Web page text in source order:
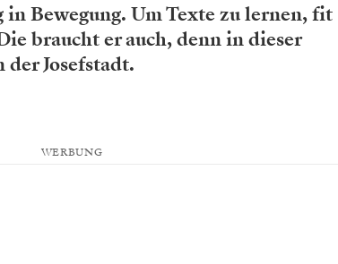
Bewegung. Um Texte zu lernen, fit
braucht er auch, denn in dieser
Josefstadt.
WERBUNG